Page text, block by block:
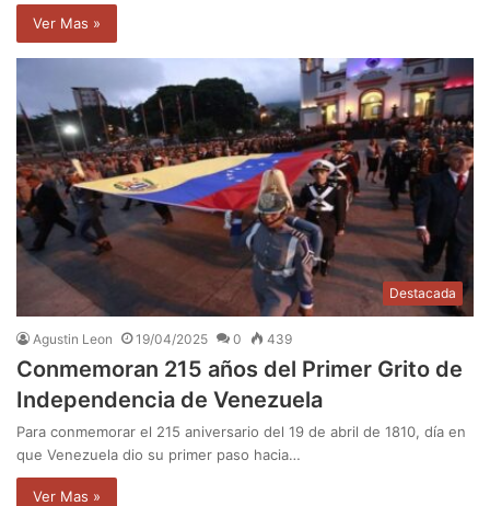
Ver Mas »
Destacada
Agustin Leon 19/04/2025 0 439
Conmemoran 215 años del Primer Grito de
Independencia de Venezuela
Para conmemorar el 215 aniversario del 19 de abril de 1810, día en
que Venezuela dio su primer paso hacia…
Ver Mas »